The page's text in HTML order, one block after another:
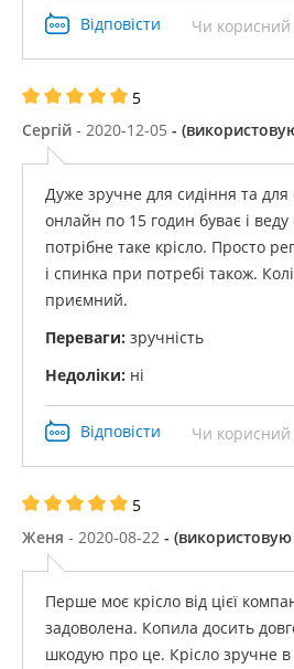
Відповісти Чи корисний
5
Сергій - 2020-12-05 -
Дуже зручне для сидіння та
онлайн по 15 годин буває і
потрібне таке крісло. Просто
і спинка при потребі також.
приємний.
Переваги: ​​зручність
Недоліки: ні
Відповісти Чи корисний
5
Женя - 2020-08-22 - (використовую
Перше моє крісло від цієї
задоволена. Копила досить
шкодую про це. Крісло зручне в